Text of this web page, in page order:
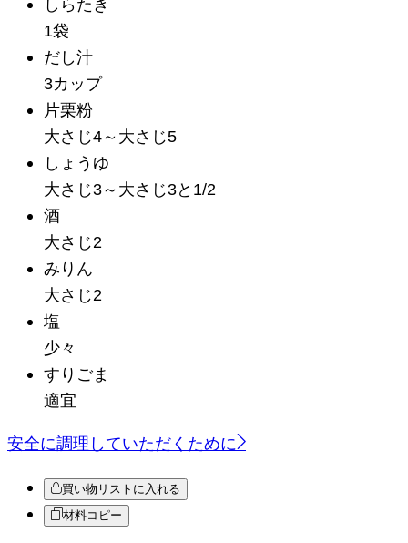
しらたき
1袋
だし汁
3カップ
片栗粉
大さじ4～大さじ5
しょうゆ
大さじ3～大さじ3と1/2
酒
大さじ2
みりん
大さじ2
塩
少々
すりごま
適宜
安全に調理していただくために
買い物リストに入れる
材料コピー